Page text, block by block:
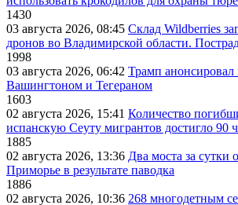
1430
03 августа 2026, 08:45 Склад Wildberries
дронов во Владимирской области.
1998
03 августа 2026, 06:42 Трамп
Вашингтоном и Тегераном
1603
02 августа 2026, 15:41 Количество
испанскую Сеуту мигрантов достигло 90
1885
02 августа 2026, 13:36 Два моста за сутки
Приморье в результате паводка
1886
02 августа 2026, 10:36 268 многодетным